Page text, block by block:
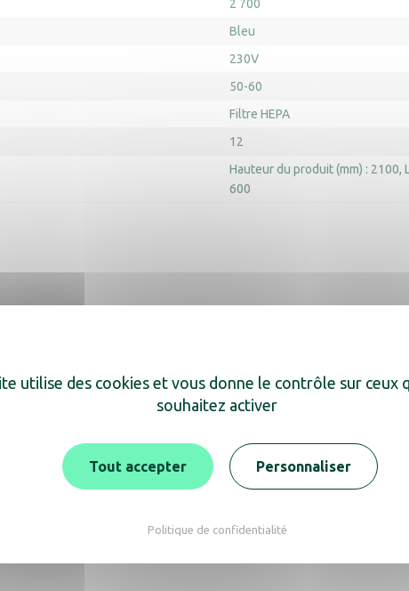
2 700
Bleu
230V
50-60
Filtre HEPA
12
Hauteur du produit (mm) : 2100
600
également
utilise des cookies et vous donne le contrôle sur ceux
souhaitez activer
Tout accepter Personnaliser
Politique de confidentialité